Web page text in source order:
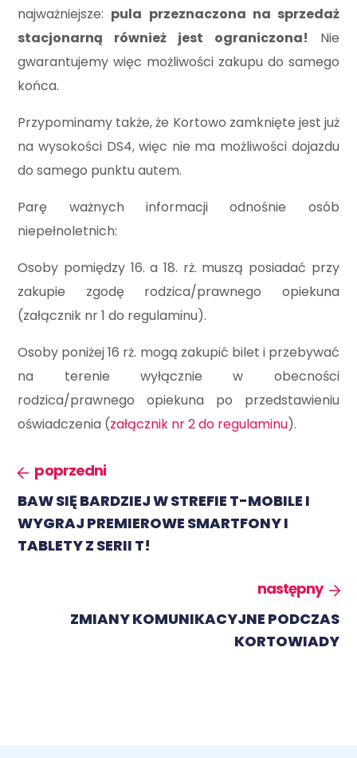
najważniejsze: pula przeznaczona na sprzedaż
stacjonarną również jest ograniczona! Nie
gwarantujemy więc możliwości zakupu do samego
końca.
Przypominamy także, że Kortowo zamknięte jest już
na wysokości DS4, więc nie ma możliwości dojazdu
do samego punktu autem.
Parę ważnych informacji odnośnie osób
niepełnoletnich:
Osoby pomiędzy 16. a 18. rż. muszą posiadać przy
zakupie zgodę rodzica/prawnego opiekuna
(załącznik nr 1 do regulaminu).
Osoby poniżej 16 rż. mogą zakupić bilet i przebywać
na terenie wyłącznie w obecności
rodzica/prawnego opiekuna po przedstawieniu
oświadczenia (załącznik nr 2 do regulaminu).
poprzedni
BAW SIĘ BARDZIEJ W STREFIE T-MOBILE I
WYGRAJ PREMIEROWE SMARTFONY I
TABLETY Z SERII T!
następny
ZMIANY KOMUNIKACYJNE PODCZAS
KORTOWIADY